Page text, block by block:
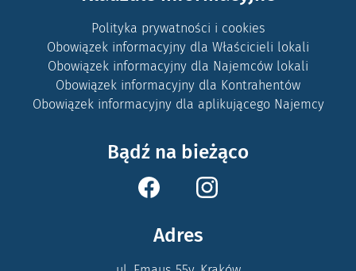
Polityka prywatności i cookies
Obowiązek informacyjny dla Właścicieli lokali
Obowiązek informacyjny dla Najemców lokali
Obowiązek informacyjny dla Kontrahentów
Obowiązek informacyjny dla aplikującego Najemcy
Bądź na bieżąco
Adres